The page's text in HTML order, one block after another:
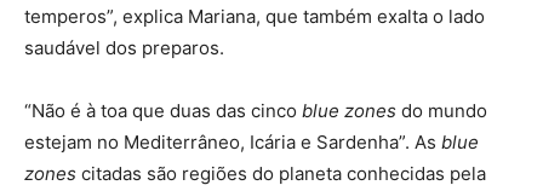
temperos”, explica Mariana, que também exalta o lado
saudável dos preparos.
“Não é à toa que duas das cinco blue zones do mundo
estejam no Mediterrâneo, Icária e Sardenha”. As blue
zones citadas são regiões do planeta conhecidas pela